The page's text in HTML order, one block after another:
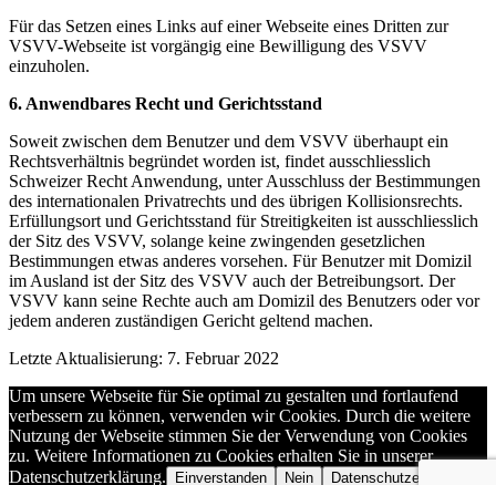
Für das Setzen eines Links auf einer Webseite eines Dritten zur
VSVV-Webseite ist vorgängig eine Bewilligung des VSVV
einzuholen.
6. Anwendbares Recht und Gerichtsstand
Soweit zwischen dem Benutzer und dem VSVV überhaupt ein
Rechtsverhältnis begründet worden ist, findet ausschliesslich
Schweizer Recht Anwendung, unter Ausschluss der Bestimmungen
des internationalen Privatrechts und des übrigen Kollisionsrechts.
Erfüllungsort und Gerichtsstand für Streitigkeiten ist ausschliesslich
der Sitz des VSVV, solange keine zwingenden gesetzlichen
Bestimmungen etwas anderes vorsehen. Für Benutzer mit Domizil
im Ausland ist der Sitz des VSVV auch der Betreibungsort. Der
VSVV kann seine Rechte auch am Domizil des Benutzers oder vor
jedem anderen zuständigen Gericht geltend machen.
Letzte Aktualisierung: 7. Februar 2022
Um unsere Webseite für Sie optimal zu gestalten und fortlaufend
verbessern zu können, verwenden wir Cookies. Durch die weitere
Nutzung der Webseite stimmen Sie der Verwendung von Cookies
zu. Weitere Informationen zu Cookies erhalten Sie in unserer
Datenschutzerklärung.
Einverstanden Nein Datenschutzerklärung